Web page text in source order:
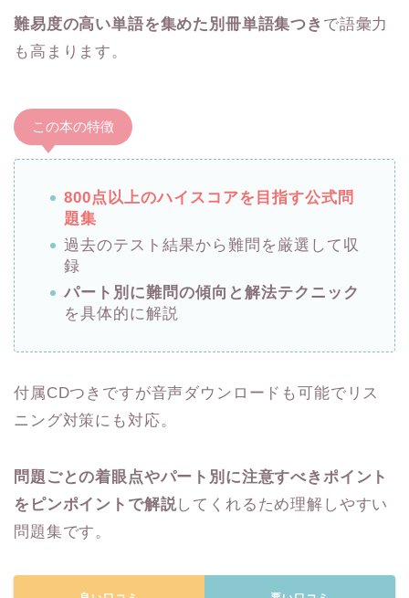
難易度の高い単語を集めた別冊単語集つき で語彙力
も高まります。
この本の特徴
800点以上のハイスコアを目指す公式問
題集
過去のテスト結果から難問を厳選して収
録
パート別に難問の傾向と解法テクニック
を具体的に解説
付属CDつきですが音声ダウンロードも可能でリス
ニング対策にも対応。
問題ごとの着眼点やパート別に注意すべきポイント
をピンポイントで解説してくれるため理解しやすい
問題集です。